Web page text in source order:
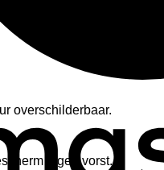
pas warm worden nadat
overschilderbaar.
tegen vorst.